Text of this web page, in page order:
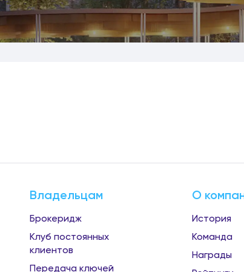
Владельцам
Брокеридж
Клуб постоянных
клиентов
Передача ключей
О
История
Команда
Награды